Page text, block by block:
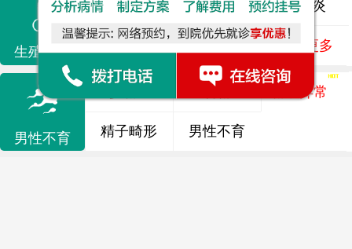
生殖感染
龟头炎 睾丸炎 尿道炎
了解更多
男性不育
弱精 精液异常
精子畸形 男性不育